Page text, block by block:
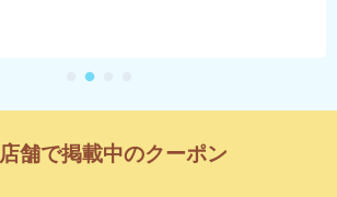
舗で掲載中のクーポン